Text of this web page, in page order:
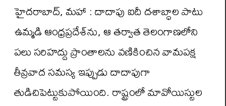
హైదరాబాద్, మహా : దాదాపు ఐదీ దశాబ్ధాల పాటు
ఉమ్మడి ఆంధ్రప్రదేశ్‌ను, ఆ తర్వాత తెలంగాణలోని
పలు సరిహద్దు ప్రాంతాలను వణికించిన వామపక్ష
తీవ్రవాద సమస్య ఇప్పుడు దాదాపుగా
తుడిచిపెట్టుకుపోయింది. రాష్ట్రంలో మావోయిస్టుల